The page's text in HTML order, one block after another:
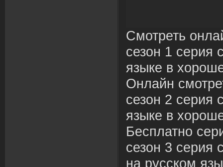
Смотреть
сезон 1 серия
языке в
Онлайн
сезон 2 серия
языке в
Бесплатно
сезон 3 серия
на русском